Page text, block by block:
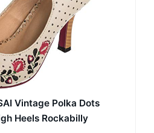
Vintage Polka Dots
Heels Rockabilly